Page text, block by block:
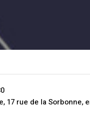
17 rue de la Sorbonne,